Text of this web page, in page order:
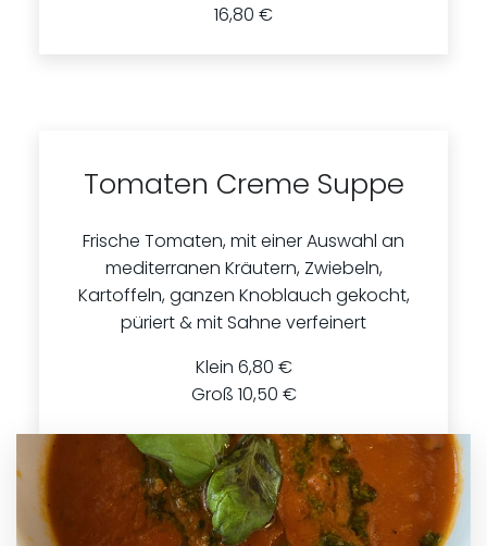
16,80 €
Tomaten Creme Suppe
Frische Tomaten, mit einer Auswahl an
mediterranen Kräutern, Zwiebeln,
Kartoffeln, ganzen Knoblauch gekocht,
püriert & mit Sahne verfeinert
Klein 6,80 €
Groß 10,50 €